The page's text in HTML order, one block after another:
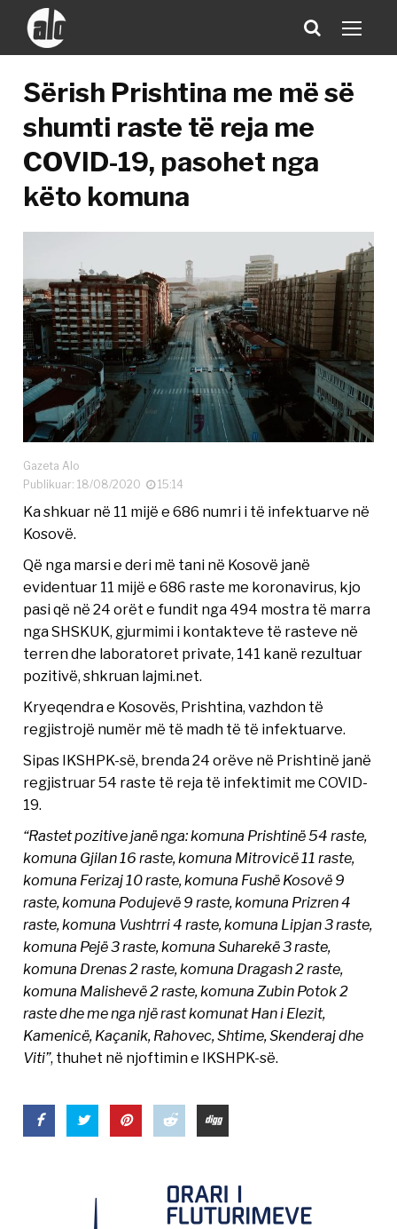
Sërish Prishtina me më së
shumti raste të reja me
COVID-19, pasohet nga
këto komuna
Gazeta Alo
Publikuar: 18/08/2020
15:14
Ka shkuar në 11 mijë e 686 numri i të infektuarve në
Kosovë.
Që nga marsi e deri më tani në Kosovë janë
evidentuar 11 mijë e 686 raste me koronavirus, kjo
pasi që në 24 orët e fundit nga 494 mostra të marra
nga SHSKUK, gjurmimi i kontakteve të rasteve në
terren dhe laboratoret private, 141 kanë rezultuar
pozitivë, shkruan lajmi.net.
Kryeqendra e Kosovës, Prishtina, vazhdon të
regjistrojë numër më të madh të të infektuarve.
Sipas IKSHPK-së, brenda 24 orëve në Prishtinë janë
regjistruar 54 raste të reja të infektimit me COVID-
19.
“Rastet pozitive janë nga: komuna Prishtinë 54 raste,
komuna Gjilan 16 raste, komuna Mitrovicë 11 raste,
komuna Ferizaj 10 raste, komuna Fushë Kosovë 9
raste, komuna Podujevë 9 raste, komuna Prizren 4
raste, komuna Vushtrri 4 raste, komuna Lipjan 3 raste,
komuna Pejë 3 raste, komuna Suharekë 3 raste,
komuna Drenas 2 raste, komuna Dragash 2 raste,
komuna Malishevë 2 raste, komuna Zubin Potok 2
raste dhe me nga një rast komunat Han i Elezit,
Kamenicë, Kaçanik, Rahovec, Shtime, Skenderaj dhe
Viti”, thuhet në njoftimin e IKSHPK-së.